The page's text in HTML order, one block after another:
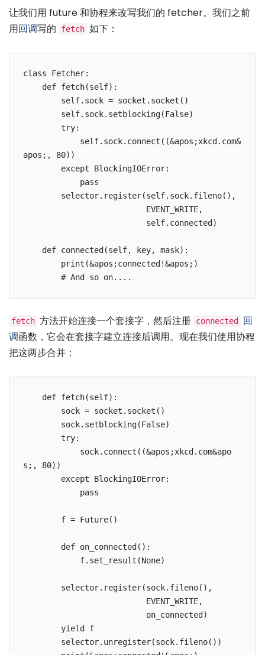
让我们用 future 和协程来改写我们的 fetcher。我们之前
用回调写的 fetch 如下：
class Fetcher:
    def fetch(self):
        self.sock = socket.socket()
        self.sock.setblocking(False)
        try:
            self.sock.connect((&apos;xkcd.com&
apos;, 80))
        except BlockingIOError:
            pass
        selector.register(self.sock.fileno(),
                          EVENT_WRITE,
                          self.connected)
    def connected(self, key, mask):
        print(&apos;connected!&apos;)
fetch 方法开始连接一个套接字，然后注册 connected
回
调函数，它会在套接字建立连接后调用。现在我们使用协程
把这两步合并：
    def fetch(self):
        sock = socket.socket()
        sock.setblocking(False)
        try:
            sock.connect((&apos;xkcd.com&apo
s;, 80))
        except BlockingIOError:
            pass
        f = Future()
        def on_connected():
            f.set_result(None)
        selector.register(sock.fileno(),
                          EVENT_WRITE,
                          on_connected)
        yield f
        selector.unregister(sock.fileno())